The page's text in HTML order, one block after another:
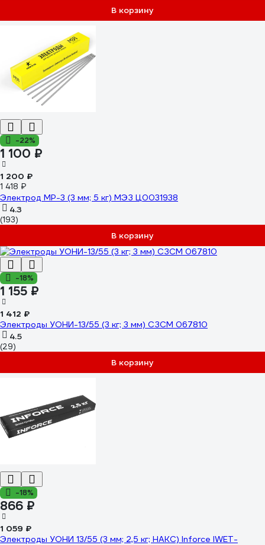
В корзину
-22%
1 100 ₽
1 200 ₽
1 418 ₽
Электрод МР-3 (3 мм; 5 кг) МЭЗ Ц0031938
4.3
(193)
В корзину
-18%
1 155 ₽
1 412 ₽
Электроды УОНИ-13/55 (3 кг; 3 мм) СЗСМ 067810
4.5
(29)
В корзину
-18%
866 ₽
1 059 ₽
Электроды УОНИ 13/55 (3 мм; 2,5 кг; НАКС) Inforce IWET-